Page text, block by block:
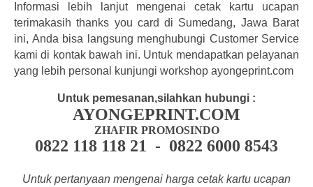
Informasi lebih lanjut mengenai cetak kartu ucapan
terimakasih thanks you card di Sumedang, Jawa Barat
ini, Anda bisa langsung menghubungi Customer Service
kami di kontak bawah ini. Untuk mendapatkan pelayanan
yang lebih personal kunjungi workshop ayongeprint.com
Untuk pemesanan,silahkan hubungi :
AYONGEPRINT.COM
ZHAFIR PROMOSINDO
0822 118 118 21 - 0822 6000 8543
Untuk pertanyaan mengenai harga cetak kartu ucapan